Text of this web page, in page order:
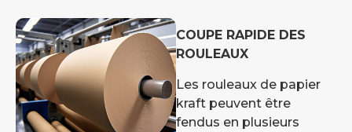
COUPE RAPIDE DES
ROULEAUX
Les rouleaux de papier
kraft peuvent être
fendus en plusieurs